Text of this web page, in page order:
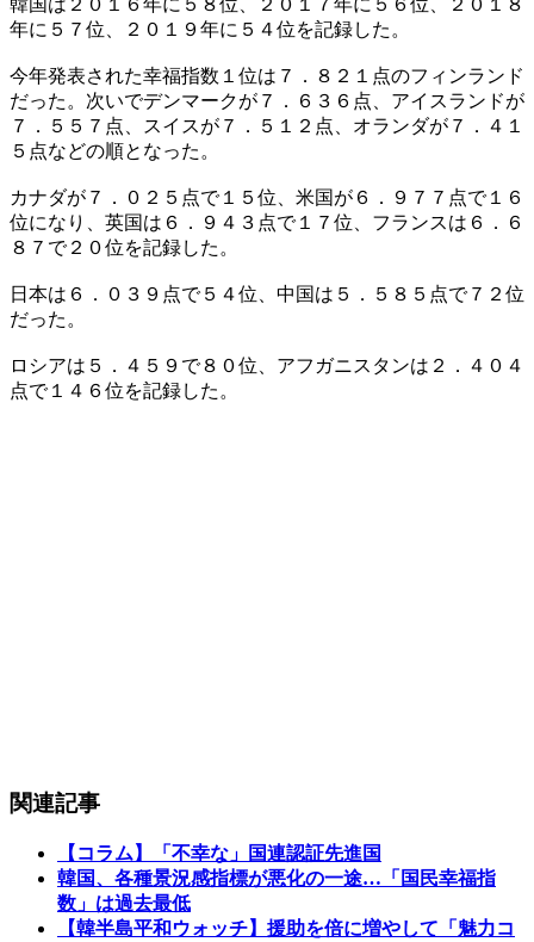
年に５７位、２０１９年に５４位を記録した。
今年発表された幸福指数１位は７．８２１点のフィンランド
だった。次いでデンマークが７．６３６点、アイスランドが
７．５５７点、スイスが７．５１２点、オランダが７．４１
５点などの順となった。
カナダが７．０２５点で１５位、米国が６．９７７点で１６
位になり、英国は６．９４３点で１７位、フランスは６．６
８７で２０位を記録した。
日本は６．０３９点で５４位、中国は５．５８５点で７２位
だった。
ロシアは５．４５９で８０位、アフガニスタンは２．４０４
点で１４６位を記録した。
関連記事
【コラム】「不幸な」国連認証先進国
韓国、各種景況感指標が悪化の一途…「国民幸福指
数」は過去最低
【韓半島平和ウォッチ】援助を倍に増やして「魅力コ